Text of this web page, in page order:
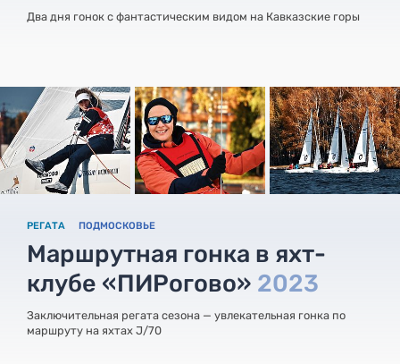
Два дня гонок с фантастическим видом на Кавказские горы
РЕГАТА ПОДМОСКОВЬЕ
Маршрутная гонка в яхт-
клубе «ПИРогово» 2023
Заключительная регата сезона — увлекательная гонка по
маршруту на яхтах J/70